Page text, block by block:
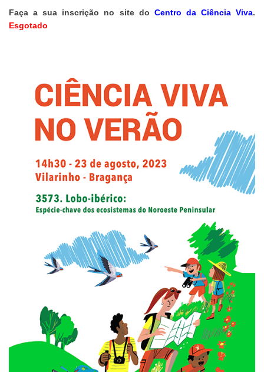
Faça a sua inscrição no site do Centro da Ciência Viva.
Esgotado